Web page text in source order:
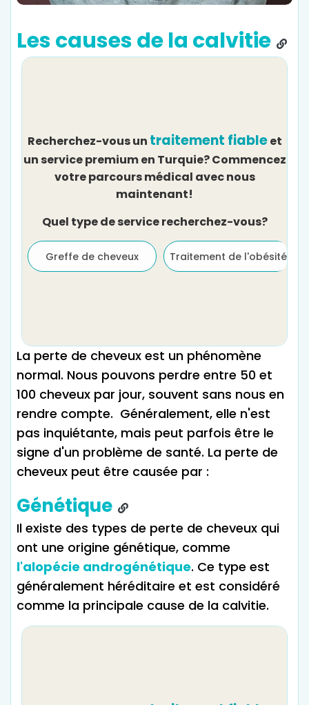
Les causes de la calvitie
Recherchez-vous un traitement fiableet
un service premium en Turquie? Commencez
votre parcours médical avec nous
maintenant!
Quel type de service recherchez-vous?
Greffe de cheveux Traitement de l'obésité
La perte de cheveux est un phénomène
normal. Nous pouvons perdre entre 50 et
100 cheveux par jour, souvent sans nous en
rendre compte. Généralement, elle n'est
pas inquiétante, mais peut parfois être le
signe d'un problème de santé. La perte de
cheveux peut être causée par :
Génétique
Il existe des types de perte de cheveux qui
ont une origine génétique, comme
l'alopécie androgénétique. Ce type est
généralement héréditaire et est considéré
comme la principale cause de la calvitie.